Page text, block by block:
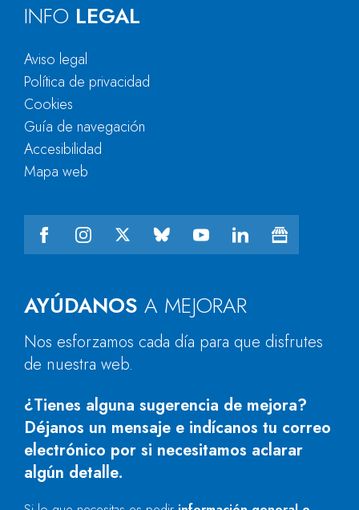
AYÚDANOS A MEJORAR
Nos esforzamos cada día para que disfrutes
de nuestra web.
¿Tienes alguna sugerencia de mejora?
Déjanos un mensaje e indícanos tu correo
electrónico por si necesitamos aclarar
algún detalle.
INFO LEGAL
Aviso legal
Política de privacidad
Cookies
Guía de navegación
Accesibilidad
Mapa web